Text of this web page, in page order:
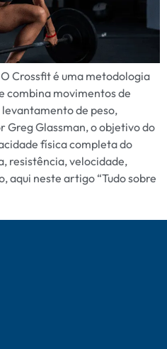
Crossfit é uma metodologia
combina movimentos de
de peso,
Greg Glassman, o objetivo do
física completa do
resistência, velocidade,
aqui neste artigo “Tudo sobre